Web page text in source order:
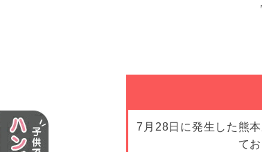
7月28日に発生した熊
て